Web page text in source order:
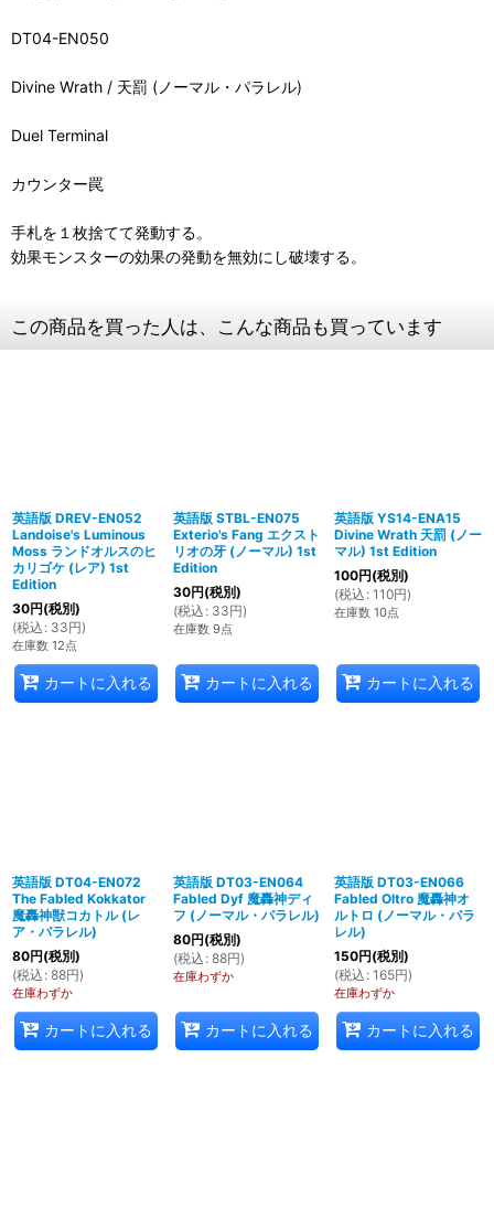
DT04-EN050
Divine Wrath / 天罰 (ノーマル・パラレル)
Duel Terminal
カウンター罠
手札を１枚捨てて発動する。
効果モンスターの効果の発動を無効にし破壊する。
この商品を買った人は、こんな商品も買っています
英語版 DREV-EN052
Landoise's Luminous
Moss ランドオルスのヒ
カリゴケ (レア) 1st
Edition
30円(税別)
(税込 : 33円)
在庫数 12点
カートに入れる
英語版 STBL-EN075
Exterio's Fang エクスト
リオの牙 (ノーマル) 1st
Edition
30円(税別)
(税込 : 33円)
在庫数 9点
カートに入れる
英語版 YS14-ENA15
Divine Wrath 天罰 (ノー
マル) 1st Edition
100円(税別)
(税込 : 110円)
在庫数 10点
カートに入れる
英語版 DT04-EN072
The Fabled Kokkator
魔轟神獣コカトル (レ
ア・パラレル)
80円(税別)
(税込 : 88円)
在庫わずか
カートに入れる
英語版 DT03-EN064
Fabled Dyf 魔轟神ディ
フ (ノーマル・パラレル)
80円(税別)
(税込 : 88円)
在庫わずか
カートに入れる
英語版 DT03-EN066
Fabled Oltro 魔轟神オ
ルトロ (ノーマル・パラ
レル)
150円(税別)
(税込 : 165円)
在庫わずか
カートに入れる